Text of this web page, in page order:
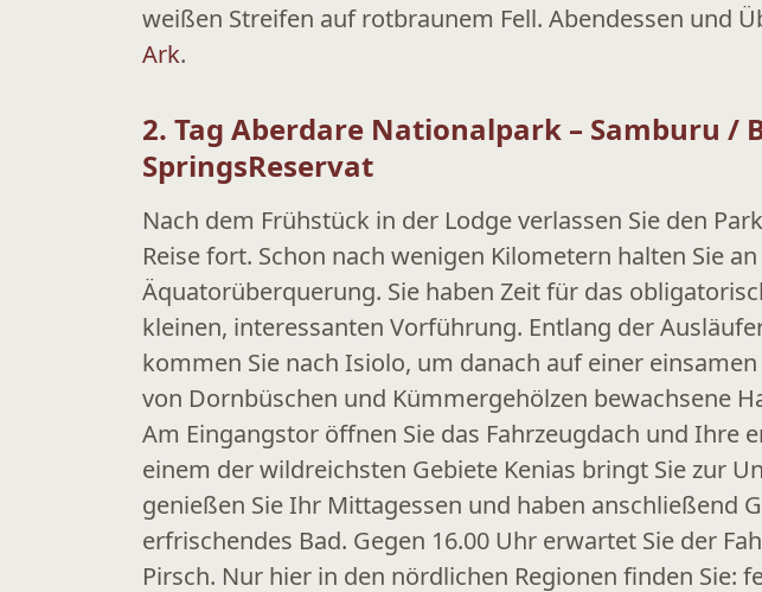
weißen Streifen auf rotbraunem Fell. Abendessen und
Ark.
2. Tag Aberdare Nationalpark – Samburu /
SpringsReservat
Nach dem Frühstück in der Lodge verlassen Sie den
Reise fort. Schon nach wenigen Kilometern halten Sie
Äquatorüberquerung. Sie haben Zeit für das
kleinen, interessanten Vorführung. Entlang der
kommen Sie nach Isiolo, um danach auf einer
von Dornbüschen und Kümmergehölzen bewachsene
Am Eingangstor öffnen Sie das Fahrzeugdach und Ihre
einem der wildreichsten Gebiete Kenias bringt Sie zur
genießen Sie Ihr Mittagessen und haben anschließend
erfrischendes Bad. Gegen 16.00 Uhr erwartet Sie der
Pirsch. Nur hier in den nördlichen Regionen finden Sie: